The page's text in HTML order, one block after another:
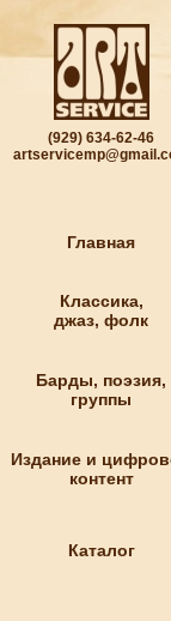
(929) 634-62-46
Главная
Классика,
джаз, фолк
Барды, поэзия,
группы
Издание и
контент
Каталог